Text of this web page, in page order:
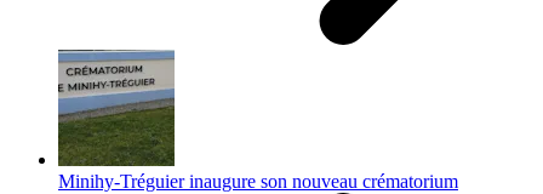
Minihy-Tréguier inaugure son nouveau crématorium